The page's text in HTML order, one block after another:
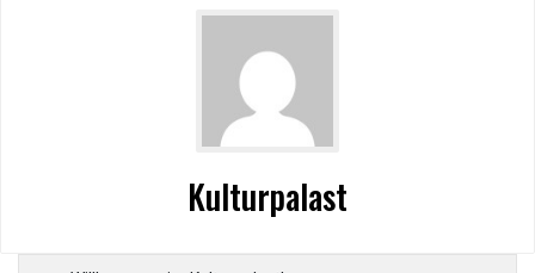
Kulturpalast